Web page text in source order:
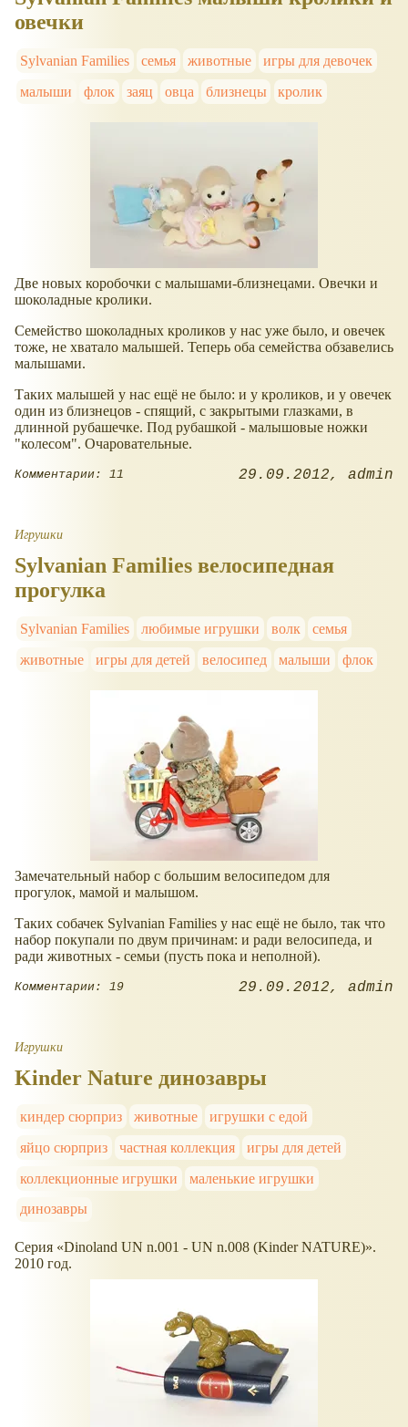
овечки
Sylvanian Families семья животные
игры для девочек
малыши
флок заяц овца близнецы кролик
Две новых коробочки с малышами-близнецами. Овечки и
шоколадные кролики.
Семейство шоколадных кроликов у нас уже было, и овечек
тоже, не хватало малышей. Теперь оба семейства обзавелись
малышами.
Таких малышей у нас ещё не было: и у кроликов, и у овечек
один из близнецов - спящий, с закрытыми глазками, в
длинной рубашечке. Под рубашкой - малышовые ножки
"колесом". Очаровательные.
Комментарии: 11 29.09.2012 admin
Игрушки
Sylvanian Families велосипедная
прогулка
Sylvanian Families любимые игрушки волк
семья
животные
игры для детей велосипед малыши флок
Замечательный набор с большим велосипедом для
прогулок, мамой и малышом.
Таких собачек Sylvanian Families у нас ещё не было, так что
набор покупали по двум причинам: и ради велосипеда, и
ради животных - семьи (пусть пока и неполной).
Комментарии: 19 29.09.2012 admin
Игрушки
Kinder Nature динозавры
киндер сюрприз животные
игрушки с едой
яйцо сюрприз
частная коллекция
игры для детей
коллекционные игрушки
маленькие игрушки
динозавры
Серия Dinoland UN n.001 - UN n.008 (Kinder NATURE) .
2010 год.